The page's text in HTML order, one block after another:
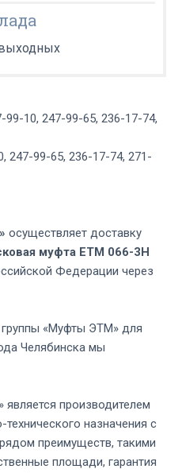
10, 247-99-65, 236-17-74,
247-99-65, 236-17-74, 271-
осуществляет доставку
муфта ЕТМ 066-3Н
Федерации через
«Муфты ЭТМ» для
Челябинска мы
» является производителем
назначения с
преимуществ, такими
площади, гарантия